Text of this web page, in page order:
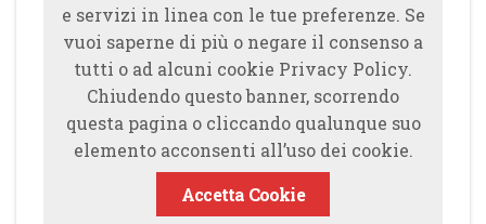
e servizi in linea con le tue preferenze. Se
vuoi saperne di più o negare il consenso a
tutti o ad alcuni cookie Privacy Policy.
Chiudendo questo banner, scorrendo
questa pagina o cliccando qualunque suo
elemento acconsenti all’uso dei cookie.
Accetta Cookie